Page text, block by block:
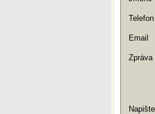
Telefon
Email
Zpráva
Napište